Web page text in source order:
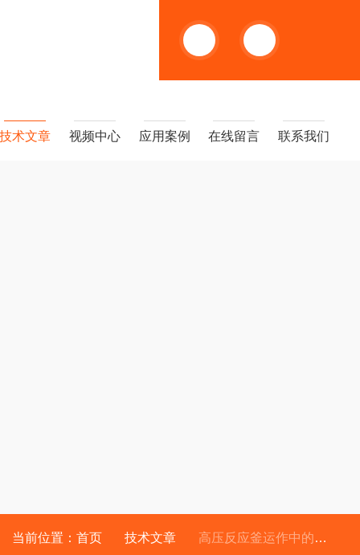
13391005955
技术文章 视频中心 应用案例 在线留言 联系我们
当前位置： 首页 技术文章 高压反应釜运作中的故障诊断与维护策略